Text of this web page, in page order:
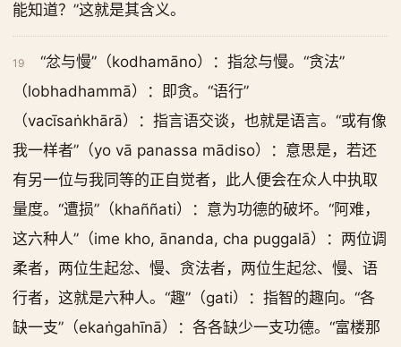
能知道？”这就是其含义。
19
“忿与慢”（kodhamāno）：指忿与慢。“贪法”
（lobhadhammā）：即贪。“语行”
（vacīsaṅkhārā）：指言语交谈，也就是语言。“或有像
我一样者”（yo vā panassa mādiso）：意思是，若还
有另一位与我同等的正自觉者，此人便会在众人中执取
量度。“遭损”（khaññati）：意为功德的破坏。“阿难，
这六种人”（ime kho, ānanda, cha puggalā）：两位调
柔者，两位生起忿、慢、贪法者，两位生起忿、慢、语
行者，这就是六种人。“趣”（gati）：指智的趣向。“各
缺一支”（ekaṅgahīnā）：各各缺少一支功德。“富楼那